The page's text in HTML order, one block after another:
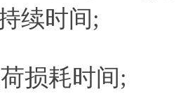
续时间;
损耗时间;